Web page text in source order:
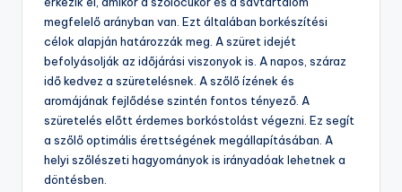
Hogyan válasszuk ki a
megfelelő időpontot a kézi
szürethez?
A megfelelő időpont kiválasztása a kézi szürethez a
szőlő érési állapotán alapul. Az optimális időpont akkor
érkezik el, amikor a szőlőcukor és a savtartalom
megfelelő arányban van. Ezt általában borkészítési